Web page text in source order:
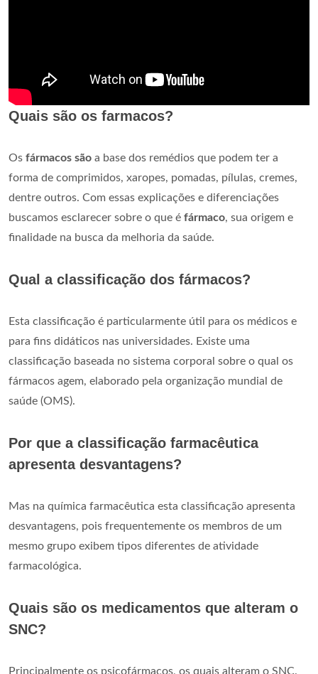
Quais são os farmacos?
Os fármacos são a base dos remédios que podem ter a
forma de comprimidos, xaropes, pomadas, pílulas, cremes,
dentre outros. Com essas explicações e diferenciações
buscamos esclarecer sobre o que é fármaco, sua origem e
finalidade na busca da melhoria da saúde.
Qual a classificação dos fármacos?
Esta classificação é particularmente útil para os médicos e
para fins didáticos nas universidades. Existe uma
classificação baseada no sistema corporal sobre o qual os
fármacos agem, elaborado pela organização mundial de
saúde (OMS).
Por que a classificação farmacêutica
apresenta desvantagens?
Mas na química farmacêutica esta classificação apresenta
desvantagens, pois frequentemente os membros de um
mesmo grupo exibem tipos diferentes de atividade
farmacológica.
Quais são os medicamentos que alteram o
SNC?
Principalmente os psicofármacos, os quais alteram o SNC.